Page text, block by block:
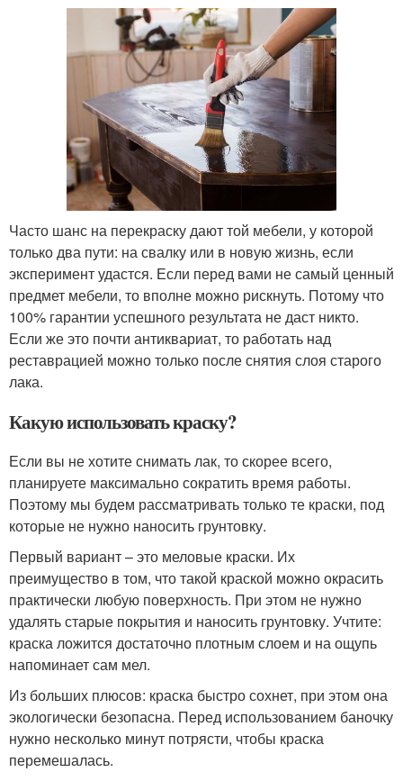
Часто шанс на перекраску дают той мебели, у которой
только два пути: на свалку или в новую жизнь, если
эксперимент удастся. Если перед вами не самый ценный
предмет мебели, то вполне можно рискнуть. Потому что
100% гарантии успешного результата не даст никто.
Если же это почти антиквариат, то работать над
реставрацией можно только после снятия слоя старого
лака.
Какую использовать краску?
Если вы не хотите снимать лак, то скорее всего,
планируете максимально сократить время работы.
Поэтому мы будем рассматривать только те краски, под
которые не нужно наносить грунтовку.
Первый вариант – это меловые краски. Их
преимущество в том, что такой краской можно окрасить
практически любую поверхность. При этом не нужно
удалять старые покрытия и наносить грунтовку. Учтите:
краска ложится достаточно плотным слоем и на ощупь
напоминает сам мел.
Из больших плюсов: краска быстро сохнет, при этом она
экологически безопасна. Перед использованием баночку
нужно несколько минут потрясти, чтобы краска
перемешалась.